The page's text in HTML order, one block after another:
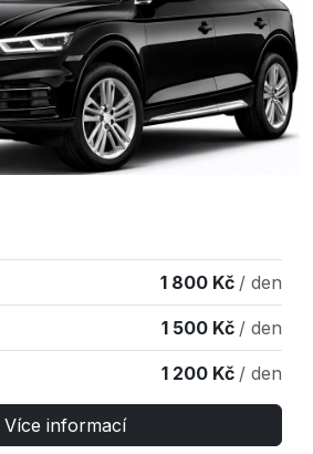
1 800 Kč / den
1 500 Kč / den
1 200 Kč / den
Více informací